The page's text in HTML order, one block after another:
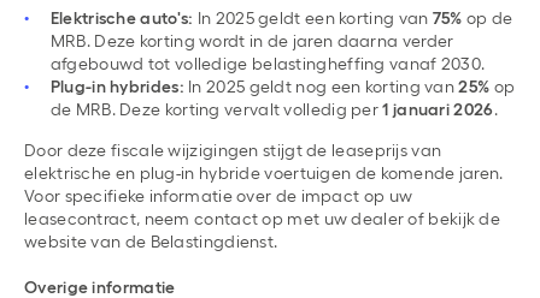
Elektrische auto's: In 2025 geldt een korting van 75% op de
MRB. Deze korting wordt in de jaren daarna verder
afgebouwd tot volledige belastingheffing vanaf 2030.
Plug-in hybrides: In 2025 geldt nog een korting van25% op
de MRB. Deze korting vervalt volledig per1 januari 2026.
Door deze fiscale wijzigingen stijgt de leaseprijs van
elektrische en plug-in hybride voertuigen de komende jaren.
Voor specifieke informatie over de impact op uw
leasecontract, neem contact op met uw dealer of bekijk de
website van de Belastingdienst.
Overige informatie